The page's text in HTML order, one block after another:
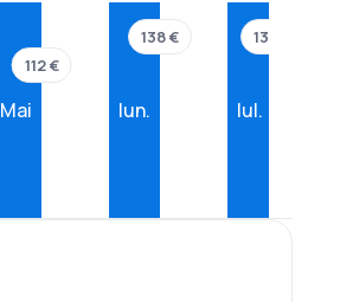
Mai
112 €
Iun.
138 €
Iul.
138 €